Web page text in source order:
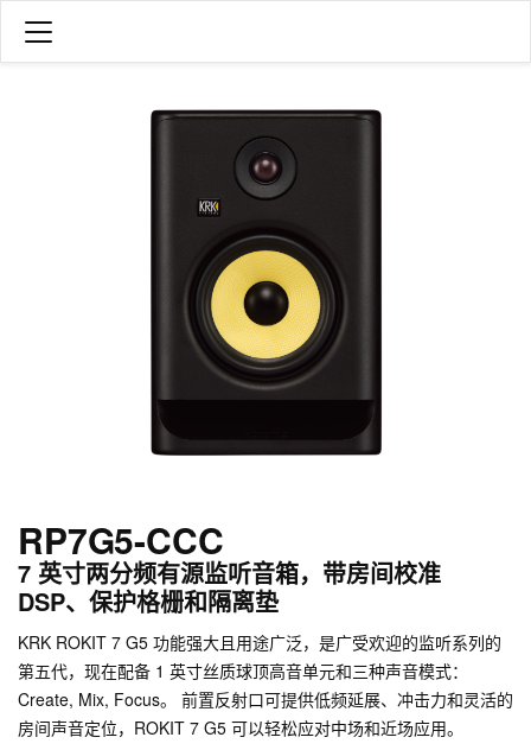
RP7G5-CCC
7 英寸两分频有源监听音箱，带房间校准
DSP、保护格栅和隔离垫
KRK ROKIT 7 G5 功能强大且用途广泛，是广受欢迎的监听系列的
第五代，现在配备 1 英寸丝质球顶高音单元和三种声音模式：
Create, Mix, Focus。 前置反射口可提供低频延展、冲击力和灵活的
房间声音定位，ROKIT 7 G5 可以轻松应对中场和近场应用。